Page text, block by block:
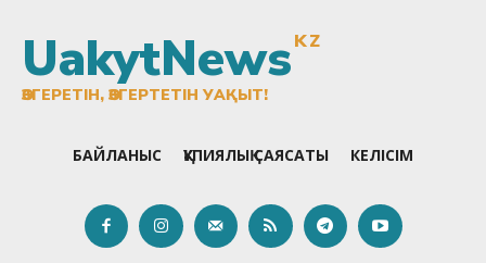
UakytNewsKZ
ӨЗГЕРЕТІН, ӨЗГЕРТЕТІН УАҚЫТ!
БАЙЛАНЫС ҚҰПИЯЛЫҚ САЯСАТЫ КЕЛІСІМ